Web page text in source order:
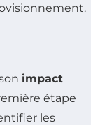
impact
étape
les